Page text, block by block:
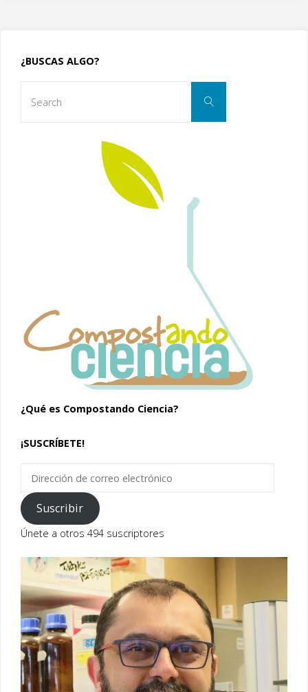
¿BUSCAS ALGO?
Search
¿Qué es Compostando Ciencia?
¡SUSCRÍBETE!
correo
electrónico
Suscribir
Únete a otros 494 suscriptores